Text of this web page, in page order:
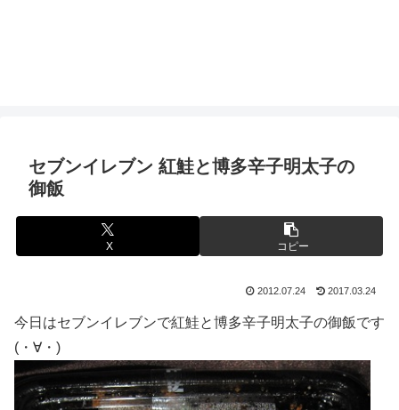
セブンイレブン 紅鮭と博多辛子明太子の
御飯
X コピー
2012.07.24 2017.03.24
今日はセブンイレブンで紅鮭と博多辛子明太子の御飯です
(・∀・)